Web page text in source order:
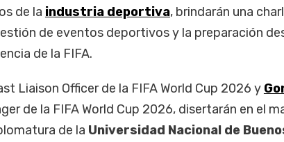
de la industria deportiva, brindarán una
de eventos deportivos y la preparación
de la FIFA.
Liaison Officer de la FIFA World Cup 2026 y
de la FIFA World Cup 2026, disertarán en el
de la Universidad Nacional de